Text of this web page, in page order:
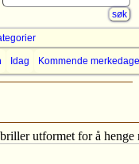
Idag Kommende
utformet for å henge